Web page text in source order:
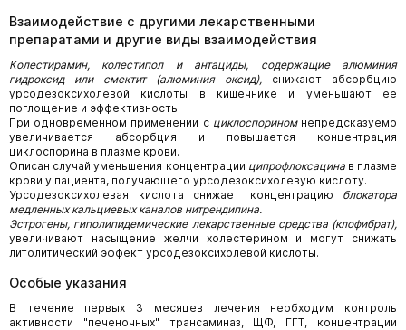
Взаимодействие с другими лекарственными
препаратами и другие виды взаимодействия
Колестирамин, колестипол и антациды, содержащие алюминия
гидроксид или смектит (алюминия оксид), снижают абсорбцию
урсодезоксихолевой кислоты в кишечнике и уменьшают ее
поглощение и эффективность.
При одновременном применении с циклоспориномнепредсказуемо
увеличивается абсорбция и повышается концентрация
циклоспорина в плазме крови.
Описан случай уменьшения концентрации ципрофлоксацинав плазме
крови у пациента, получающего урсодезоксихолевую кислоту.
Урсодезоксихолевая кислота снижает концентрацию блокатора
медленных кальциевых каналов нитрендипина.
Эстрогены, гиполипидемические лекарственные средства (клофибрат),
увеличивают насыщение желчи холестерином и могут снижать
литолитический эффект урсодезоксихолевой кислоты.
Особые указания
В течение первых 3 месяцев лечения необходим контроль
активности "печеночных" трансаминаз, ЩФ, ГГТ, концентрации